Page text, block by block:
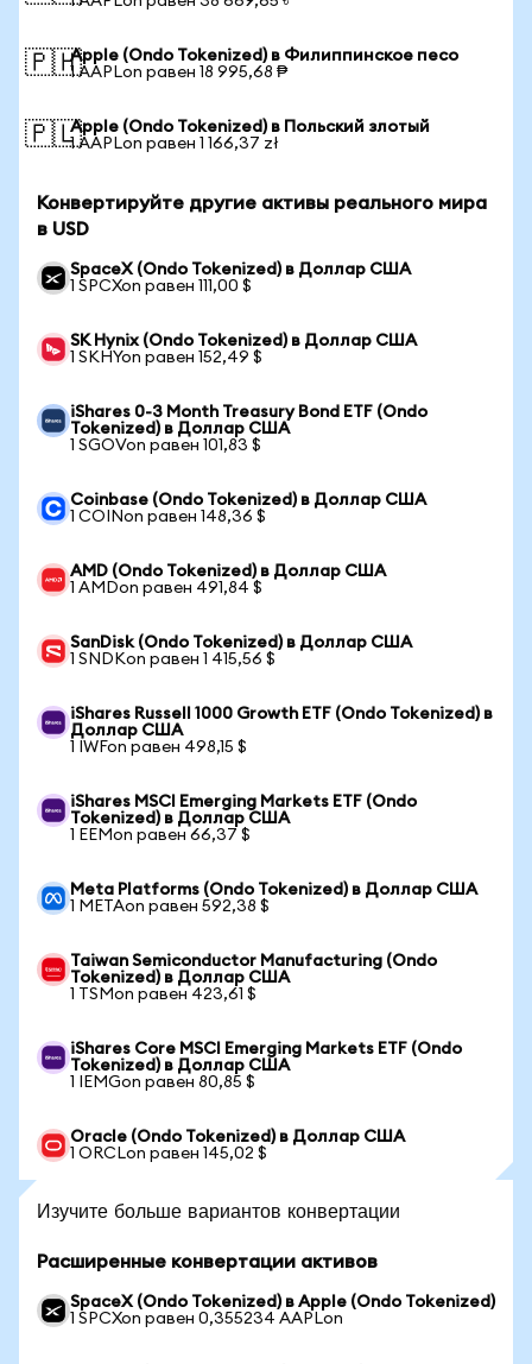
🇵🇭Apple (Ondo Tokenized) в Филиппинское песо
1 AAPLon равен 18 995,68 ₱
🇵🇱Apple (Ondo Tokenized) в Польский злотый
1 AAPLon равен 1 166,37 zł
Конвертируйте другие активы реального мира
в USD
SpaceX (Ondo Tokenized) в Доллар США
1 SPCXon равен 111,00 $
SK Hynix (Ondo Tokenized) в Доллар США
1 SKHYon равен 152,49 $
iShares 0-3 Month Treasury Bond ETF (Ondo
Tokenized) в Доллар США
1 SGOVon равен 101,83 $
Coinbase (Ondo Tokenized) в Доллар США
1 COINon равен 148,36 $
AMD (Ondo Tokenized) в Доллар США
1 AMDon равен 491,84 $
SanDisk (Ondo Tokenized) в Доллар США
1 SNDKon равен 1 415,56 $
iShares Russell 1000 Growth ETF (Ondo Tokenized) в
Доллар США
1 IWFon равен 498,15 $
iShares MSCI Emerging Markets ETF (Ondo
Tokenized) в Доллар США
1 EEMon равен 66,37 $
Meta Platforms (Ondo Tokenized) в Доллар США
1 METAon равен 592,38 $
Taiwan Semiconductor Manufacturing (Ondo
Tokenized) в Доллар США
1 TSMon равен 423,61 $
iShares Core MSCI Emerging Markets ETF (Ondo
Tokenized) в Доллар США
1 IEMGon равен 80,85 $
Oracle (Ondo Tokenized) в Доллар США
1 ORCLon равен 145,02 $
Изучите больше вариантов конвертации
Расширенные конвертации активов
SpaceX (Ondo Tokenized) в Apple (Ondo Tokenized)
1 SPCXon равен 0,355234 AAPLon